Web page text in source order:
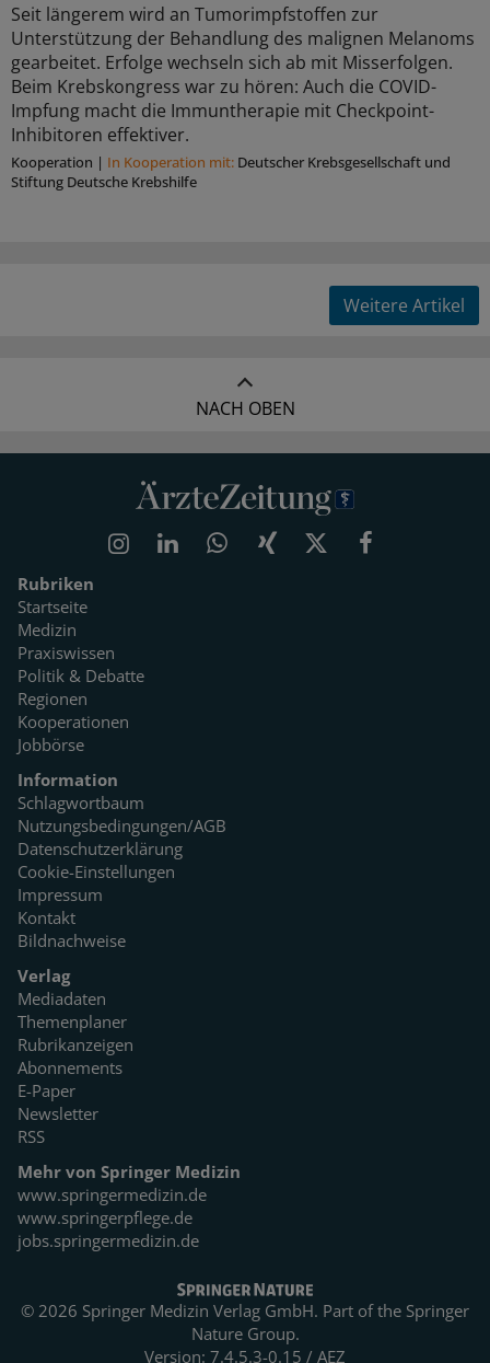
Seit längerem wird an Tumorimpfstoffen zur
Unterstützung der Behandlung des malignen Melanoms
gearbeitet. Erfolge wechseln sich ab mit Misserfolgen.
Beim Krebskongress war zu hören: Auch die COVID-
Impfung macht die Immuntherapie mit Checkpoint-
Inhibitoren effektiver.
Kooperation | In Kooperation mit: Deutscher Krebsgesellschaft und
Stiftung Deutsche Krebshilfe
Weitere Artikel
NACH OBEN
Rubriken
Startseite
Medizin
Praxiswissen
Politik & Debatte
Regionen
Kooperationen
Jobbörse
Information
Schlagwortbaum
Nutzungsbedingungen/AGB
Datenschutzerklärung
Cookie-Einstellungen
Impressum
Kontakt
Bildnachweise
Verlag
Mediadaten
Themenplaner
Rubrikanzeigen
Abonnements
E-Paper
Newsletter
RSS
Mehr von Springer Medizin
www.springermedizin.de
www.springerpflege.de
jobs.springermedizin.de
© 2026 Springer Medizin Verlag GmbH. Part of the Springer
Nature Group.
Version: 7.4.5.3-0.15 / AEZ